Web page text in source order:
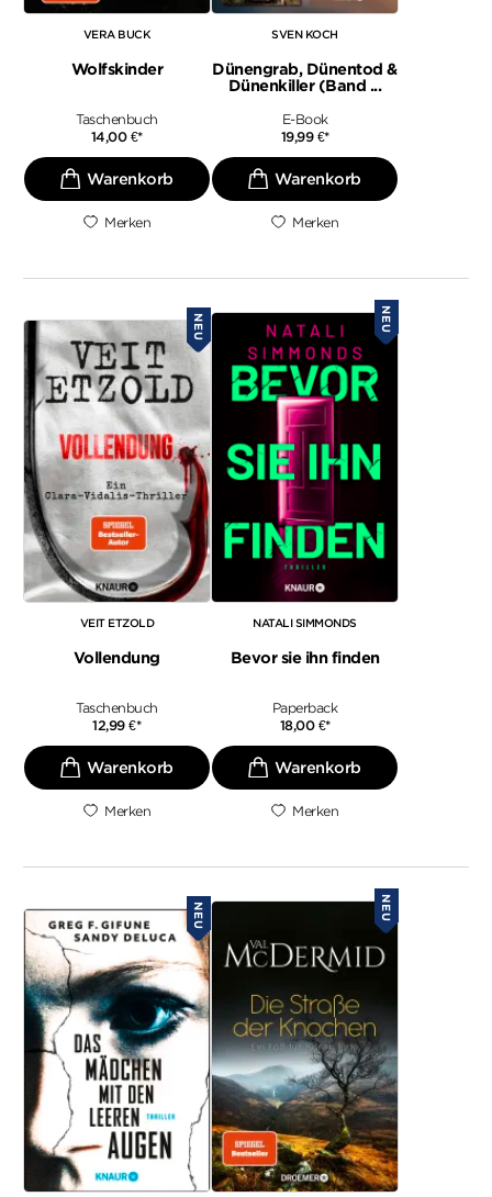
VERA BUCK
Wolfskinder
Taschenbuch
14,00 €*
Merken
SVEN KOCH
Dünengrab, Dünentod &
Dünenkiller (Band ...
E-Book
19,99 €*
Merken
NEU
VEIT ETZOLD
Vollendung
Taschenbuch
12,99€*
Merken
NEU
NATALI SIMMONDS
Bevor sie ihn finden
Paperback
18,00 €*
Merken
NEU NEU